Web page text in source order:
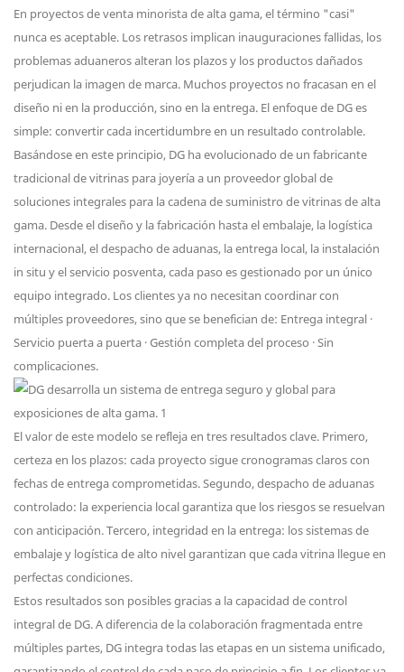
En proyectos de venta minorista de alta gama, el término "casi"
nunca es aceptable. Los retrasos implican inauguraciones fallidas, los
problemas aduaneros alteran los plazos y los productos dañados
perjudican la imagen de marca. Muchos proyectos no fracasan en el
diseño ni en la producción, sino en la entrega. El enfoque de DG es
simple: convertir cada incertidumbre en un resultado controlable.
Basándose en este principio, DG ha evolucionado de un fabricante
tradicional de vitrinas para joyería a un proveedor global de
soluciones integrales para la cadena de suministro de vitrinas de alta
gama. Desde el diseño y la fabricación hasta el embalaje, la logística
internacional, el despacho de aduanas, la entrega local, la instalación
in situ y el servicio posventa, cada paso es gestionado por un único
equipo integrado. Los clientes ya no necesitan coordinar con
múltiples proveedores, sino que se benefician de: Entrega integral ·
Servicio puerta a puerta · Gestión completa del proceso · Sin
complicaciones.
El valor de este modelo se refleja en tres resultados clave. Primero,
certeza en los plazos: cada proyecto sigue cronogramas claros con
fechas de entrega comprometidas. Segundo, despacho de aduanas
controlado: la experiencia local garantiza que los riesgos se resuelvan
con anticipación. Tercero, integridad en la entrega: los sistemas de
embalaje y logística de alto nivel garantizan que cada vitrina llegue en
perfectas condiciones.
Estos resultados son posibles gracias a la capacidad de control
integral de DG. A diferencia de la colaboración fragmentada entre
múltiples partes, DG integra todas las etapas en un sistema unificado,